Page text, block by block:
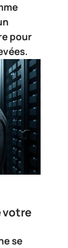
pour
votre
se